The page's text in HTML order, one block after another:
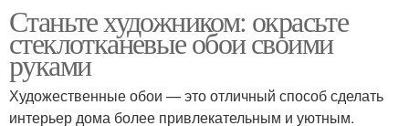
Станьте художником: окрасьте
стеклотканевые обои своими
руками
Художественные обои — это отличный способ сделать
интерьер дома более привлекательным и уютным.